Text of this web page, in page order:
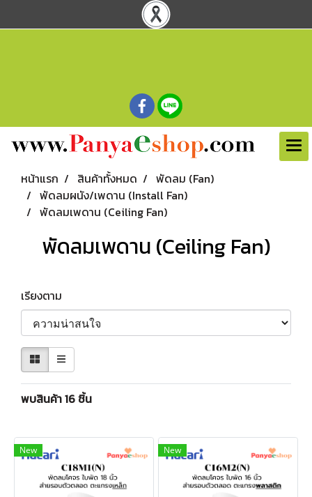
หน้าแรก สินค้าทั้งหมด
พัดลม (Fan)
พัดลมผนัง/เพดาน (Install Fan)
พัดลมเพดาน (Ceiling Fan)
พัดลมเพดาน (Ceiling Fan)
เรียงตาม
พบสินค้า 16 ชิ้น
New New